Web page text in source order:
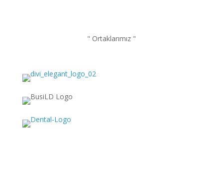
" Ortaklarımız "